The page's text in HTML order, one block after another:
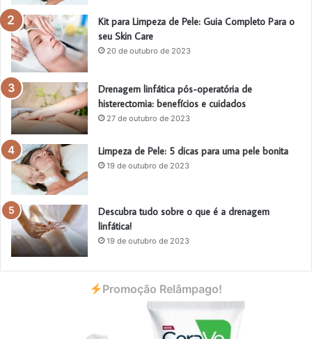
Kit para Limpeza de Pele: Guia Completo Para o
seu Skin Care
20 de outubro de 2023
Drenagem linfática pós-operatória de
histerectomia: benefícios e cuidados
27 de outubro de 2023
Limpeza de Pele: 5 dicas para uma pele bonita
19 de outubro de 2023
Descubra tudo sobre o que é a drenagem
linfática!
19 de outubro de 2023
Promoção Relâmpago!